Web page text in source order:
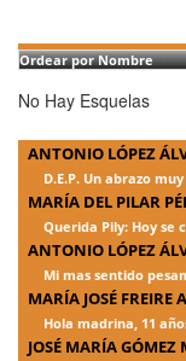
Ordear por Nombre
No Hay Esquelas
ANTONIO LÓPEZ
D.E.P. Un abrazo
MARÍA DEL PILAR
Querida Pily: Hoy se
ANTONIO LÓPEZ
Mi mas sentido
MARÍA JOSÉ FREIRE
Hola madrina, 11
JOSÉ MARÍA GÓMEZ